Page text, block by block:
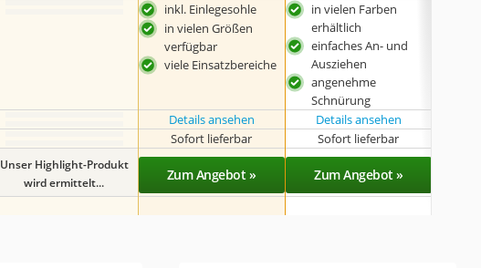
inkl. Einlegesohle
in vielen Größen
verfügbar
viele Einsatzbereiche
in vielen Farben
erhältlich
einfaches An- und
Ausziehen
angenehme
Schnürung
Details ansehen
Details ansehen
Sofort lieferbar Sofort lieferbar
Unser Highlight-Produkt
wird ermittelt...
Zum Angebot » Zum Angebot »